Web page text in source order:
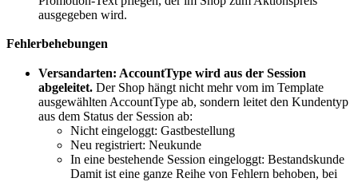
ausgegeben wird.
Fehlerbehebungen
Versandarten: AccountType wird aus der Session
abgeleitet. Der Shop hängt nicht mehr vom im Template
ausgewählten AccountType ab, sondern leitet den Kundentyp
aus dem Status der Session ab:
Nicht eingeloggt: Gastbestellung
Neu registriert: Neukunde
In eine bestehende Session eingeloggt: Bestandskunde
Damit ist eine ganze Reihe von Fehlern behoben, bei